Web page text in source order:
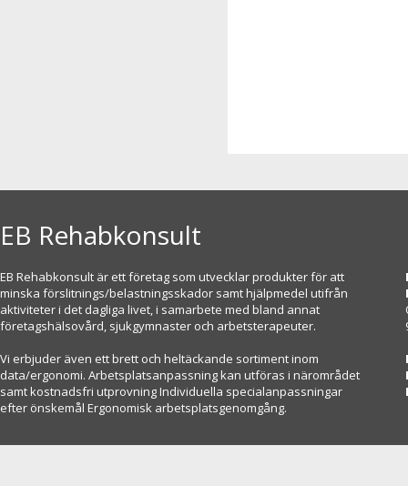
EB Rehabkonsult
EB Rehabkonsult är ett företag som utvecklar produkter för att
minska förslitnings/belastningsskador samt hjälpmedel utifrån
aktiviteter i det dagliga livet, i samarbete med bland annat
företagshälsovård, sjukgymnaster och arbetsterapeuter.
Vi erbjuder även ett brett och heltäckande sortiment inom
data/ergonomi. Arbetsplatsanpassning kan utföras i närområdet
samt kostnadsfri utprovning Individuella specialanpassningar
efter önskemål Ergonomisk arbetsplatsgenomgång.